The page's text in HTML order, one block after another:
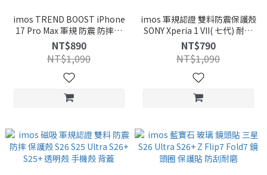
imos TREND BOOST iPhone
17 Pro Max 軍規 防震 防摔殼
透明殼 手機殼 保護套 背蓋
NT$890
NT$1,090
imos 軍規認證 雙料防震保護殼
SONY Xperia 1 VII( 七代) 耐衝
擊 防摔殼 保護套 透明殼 手機殼
NT$790
NT$1,090